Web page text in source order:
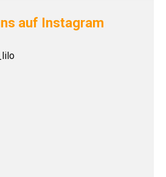
auf Instagram